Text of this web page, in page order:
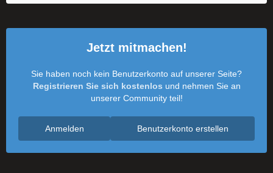
Jetzt mitmachen!
Sie haben noch kein Benutzerkonto auf unserer Seite?
Registrieren Sie sich kostenlos und nehmen Sie an
unserer Community teil!
Benutzerkonto erstellen
Anmelden